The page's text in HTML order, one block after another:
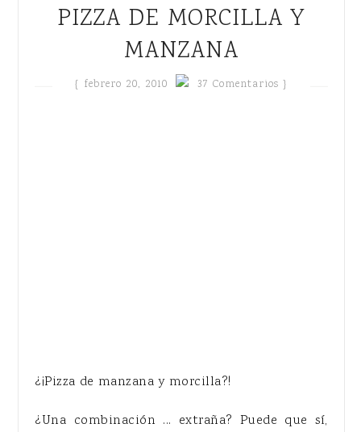
PIZZA DE MORCILLA Y
MANZANA
{ febrero 20, 2010 37 Comentarios }
¿¡Pizza de manzana y morcilla?!
¿Una combinación ... extraña? Puede que sí,